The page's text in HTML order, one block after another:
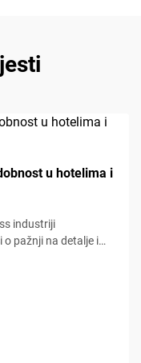
u hotelima i
industriji
pažnji na detalje i
ulogu u